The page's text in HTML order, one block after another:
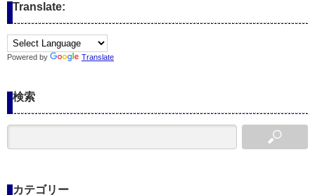
Translate:
Powered by Translate
検索
カテゴリー